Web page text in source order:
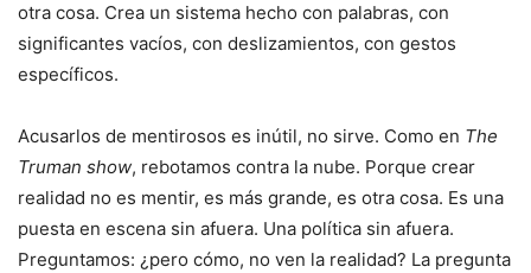
otra cosa. Crea un sistema hecho con palabras, con
significantes vacíos, con deslizamientos, con gestos
específicos.
Acusarlos de mentirosos es inútil, no sirve. Como en The
Truman show, rebotamos contra la nube. Porque crear
realidad no es mentir, es más grande, es otra cosa. Es una
puesta en escena sin afuera. Una política sin afuera.
Preguntamos: ¿pero cómo, no ven la realidad? La pregunta